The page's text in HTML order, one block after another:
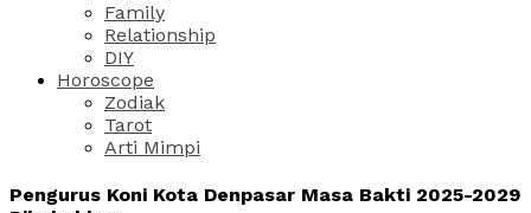
Family
Relationship
DIY
Horoscope
Zodiak
Tarot
Arti Mimpi
Pengurus Koni Kota Denpasar Masa Bakti 2025-2029